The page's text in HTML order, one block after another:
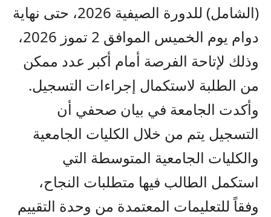
(الشامل) للدورة الصيفية 2026، حتى نهاية
دوام يوم الخميس الموافق 2 تموز 2026،
وذلك لإتاحة الفرصة أمام أكبر عدد ممكن
من الطلبة لاستكمال إجراءات التسجيل.
وأكدت الجامعة في بيان صحفي أن
التسجيل يتم من خلال الكليات الجامعية
والكليات الجامعية المتوسطة التي
استكمل الطالب فيها متطلبات النجاح،
وفقاً للتعليمات المعتمدة من وحدة التقييم